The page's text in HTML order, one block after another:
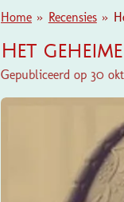
Home » Recensies »
Het
Gepubliceerd op 30